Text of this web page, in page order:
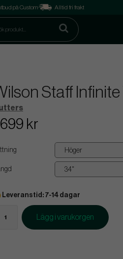
på Custom Alltid fri frakt
Staff
699 kr
Leveranstid: 7-14 dagar
Lägg i varukorgen